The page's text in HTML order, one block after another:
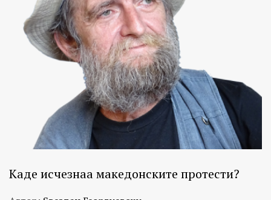
Каде исчезнаа македонските протести?